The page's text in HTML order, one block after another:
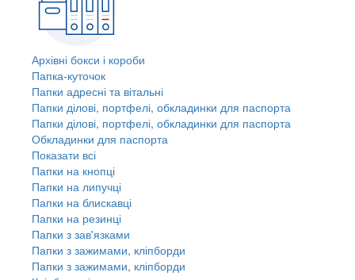
Архівні бокси і короби
Папка-куточок
Папки адресні та вітальні
Папки ділові, портфелі, обкладинки для паспорта
Папки ділові, портфелі, обкладинки для паспорта
Обкладинки для паспорта
Показати всі
Папки на кнопці
Папки на липучці
Папки на блискавці
Папки на резинці
Папки з зав'язками
Папки з зажимами, кліпборди
Папки з зажимами, кліпборди